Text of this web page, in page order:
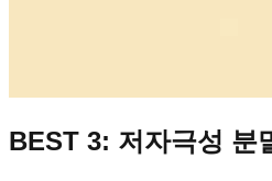
BEST 3: 저자극성 분